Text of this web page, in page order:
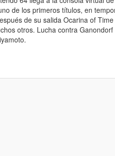
de los primeros títulos, en
de su salida Ocarina of
otros. Lucha contra